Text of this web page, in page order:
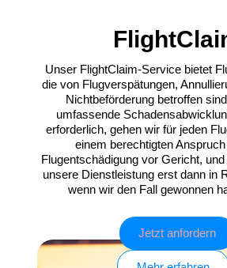
Unser FlightClaim-Service bietet
die von Flugverspätungen,
Nichtbeförderung betroffen
umfassende
erforderlich, gehen wir für jeden
einem berechtigten
Flugentschädigung vor Gericht,
unsere Dienstleistung erst dann in
wenn wir den Fall gewonnen
Jetzt anfordern